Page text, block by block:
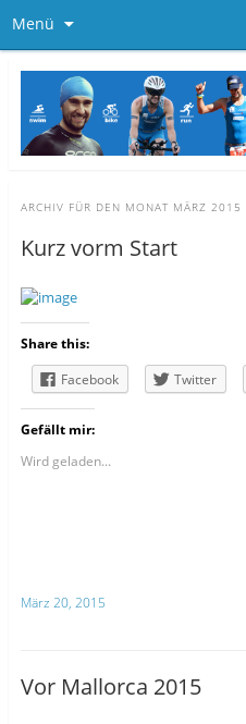
Menü
ARCHIV FÜR DEN MONAT MÄRZ 2015
Kurz vorm Start
Share this:
Facebook
Twitter
Gefällt mir:
Wird geladen...
März 20, 2015
Vor Mallorca 2015